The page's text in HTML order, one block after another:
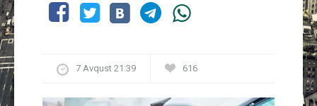
7 Avqust 21:39 616